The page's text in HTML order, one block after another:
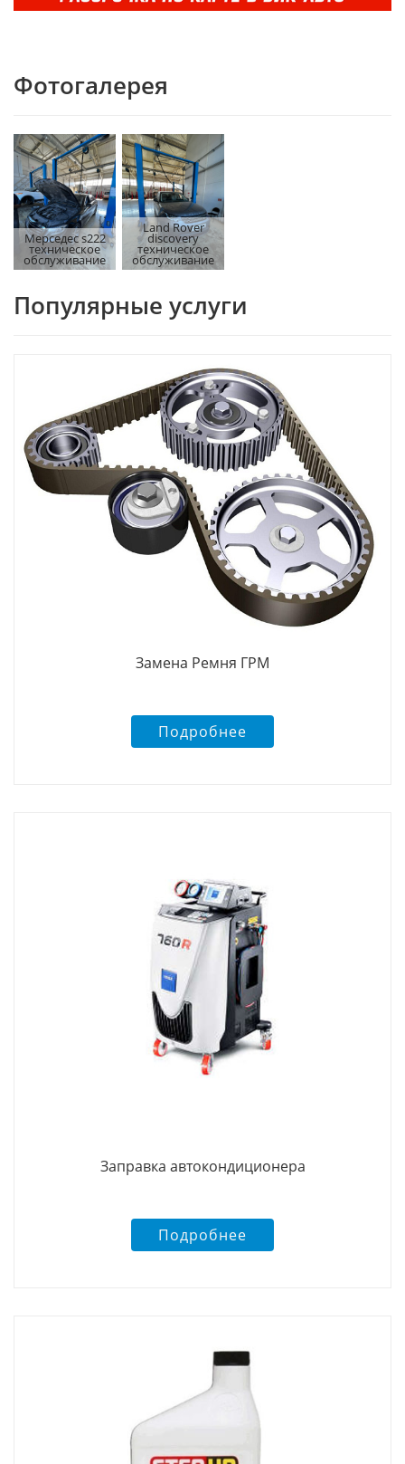
Фотогалерея
Мерседес s222
техническое
обслуживание
Land Rover
discovery
техническое
обслуживание
Популярные услуги
Замена Ремня ГРМ
Подробнее
Заправка автокондиционера
Подробнее